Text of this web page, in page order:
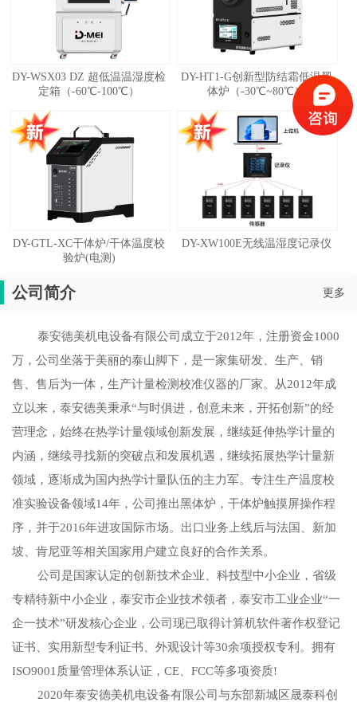
DY-WSX03 DZ 超低温温湿度检
定箱（-60℃-100℃）
DY-HT1-G创新型防结霜低温黑
体炉（-30℃~80℃）
DY-GTL-XC干体炉/干体温度校
验炉(电测)
DY-XW100E无线温湿度记录仪
公司简介 更多
泰安德美机电设备有限公司成立于2012年，注册资金1000
万，公司坐落于美丽的泰山脚下，是一家集研发、生产、销
售、售后为一体，生产计量检测校准仪器的厂家。从2012年成
立以来，泰安德美秉承“与时俱进，创意未来，开拓创新”的经
营理念，始终在热学计量领域创新发展，继续延伸热学计量的
内涵，继续寻找新的突破点和发展机遇，继续拓展热学计量新
领域，逐渐成为国内热学计量队伍的主力军。专注生产温度校
准实验设备领域14年，公司推出黑体炉，干体炉触摸屏操作程
序，并于2016年进攻国际市场。出口业务上线后与法国、新加
坡、肯尼亚等相关国家用户建立良好的合作关系。
公司是国家认定的创新技术企业、科技型中小企业，省级
专精特新中小企业，泰安市企业技术领者，泰安市工业企业“一
企一技术”研发核心企业，公司现已取得计算机软件著作权登记
证书、实用新型专利证书、外观设计等30余项授权专利。拥有
ISO9001质量管理体系认证，CE、FCC等多项资质!
2020年泰安德美机电设备有限公司与东部新城区晟泰科创